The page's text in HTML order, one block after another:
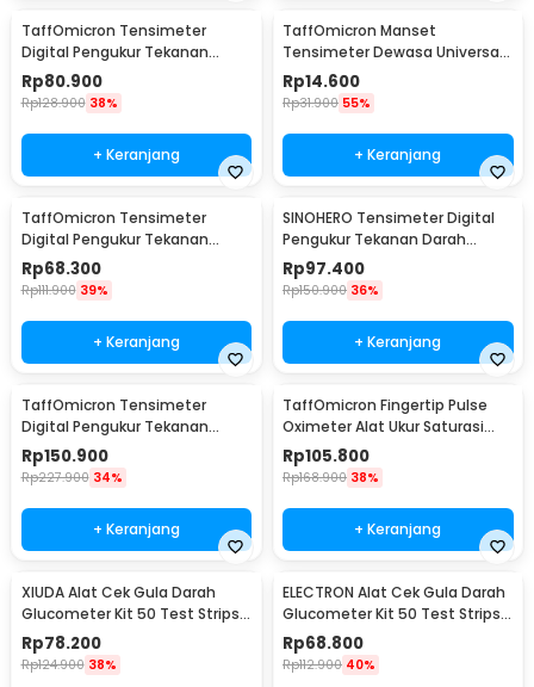
TaffOmicron Tensimeter
Digital Pengukur Tekanan
Darah Dual Power with Voice -
BW-750
Rp80.900
Rp128.900 38%
+ Keranjang
TaffOmicron Manset
Tensimeter Dewasa Universal
Arm Cuff Replacement 22-
32cm - B02
Rp14.600
Rp31.900 55%
+ Keranjang
TaffOmicron Tensimeter
Digital Pengukur Tekanan
Darah Indonesia Voice - BW-
3205
Rp68.300
Rp111.900 39%
+ Keranjang
SINOHERO Tensimeter Digital
Pengukur Tekanan Darah
English Voice - GK102
Rp97.400
Rp150.900 36%
+ Keranjang
TaffOmicron Tensimeter
Digital Pengukur Tekanan
Darah Wrist Monitor - YK-BPW1
Rp150.900
Rp227.900 34%
+ Keranjang
TaffOmicron Fingertip Pulse
Oximeter Alat Ukur Saturasi
Oksigen Darah - YK-80B
Rp105.800
Rp168.900 38%
+ Keranjang
XIUDA Alat Cek Gula Darah
Glucometer Kit 50 Test Strips -
G058
Rp78.200
Rp124.900 38%
ELECTRON Alat Cek Gula Darah
Glucometer Kit 50 Test Strips -
HH-XT520
Rp68.800
Rp112.900 40%